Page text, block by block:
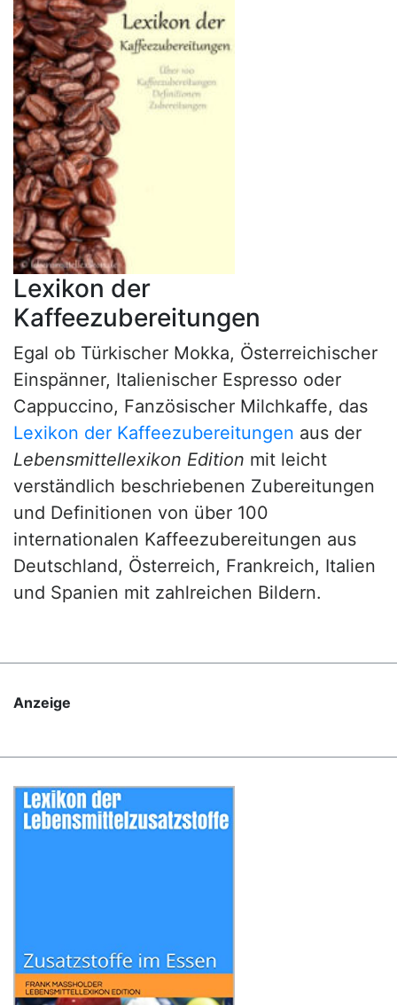
Lexikon der
Kaffeezubereitungen
Egal ob Türkischer Mokka, Österreichischer
Einspänner, Italienischer Espresso oder
Cappuccino, Fanzösischer Milchkaffe, das
Lexikon der Kaffeezubereitungen aus der
Lebensmittellexikon Edition mit leicht
verständlich beschriebenen Zubereitungen
und Definitionen von über 100
internationalen Kaffeezubereitungen aus
Deutschland, Österreich, Frankreich, Italien
und Spanien mit zahlreichen Bildern.
Anzeige